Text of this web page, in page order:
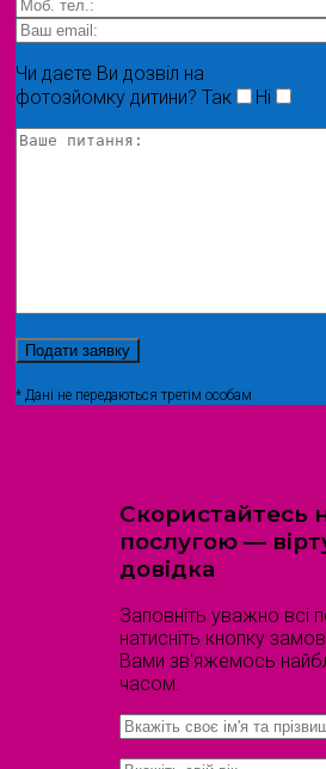
Чи даєте Ви дозвіл на
фотозйомку дитини? Так Ні
* Дані не передаються третім особам
Скористайтесь
послугою —
довідка
Заповніть уважно всі
натисніть кнопку
Вами зв'яжемось
часом.